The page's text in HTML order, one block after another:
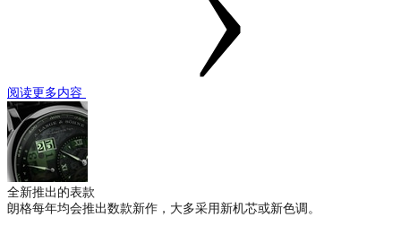
阅读更多内容
全新推出的表款
朗格每年均会推出数款新作，大多采用新机芯或新色调。